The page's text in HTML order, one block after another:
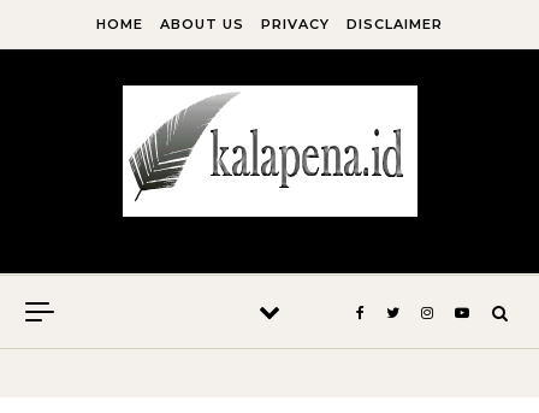
HOME ABOUT US PRIVACY DISCLAIMER